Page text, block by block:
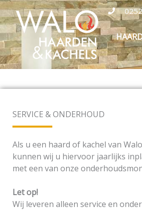
Ga
naar
de
inhoud
SERVICE & ONDERHOUD
Als u een haard of kachel van
kunnen wij u hiervoor jaarlijks
met een van onze
Let op!
Wij leveren alleen service en